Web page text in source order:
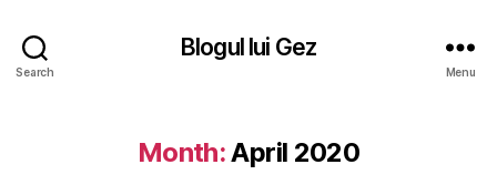
Search
Blogul lui Gez
Menu
Month:April 2020